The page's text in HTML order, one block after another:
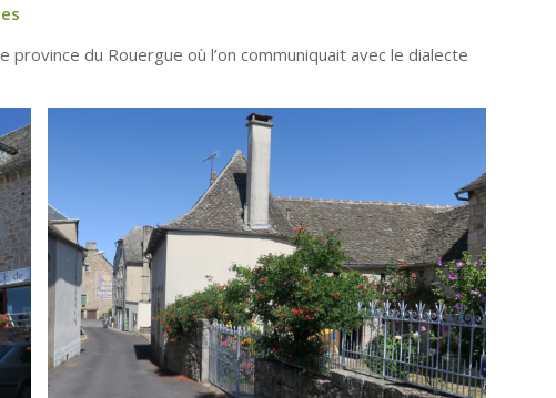
du Rouergue où l’on communiquait avec le dialecte